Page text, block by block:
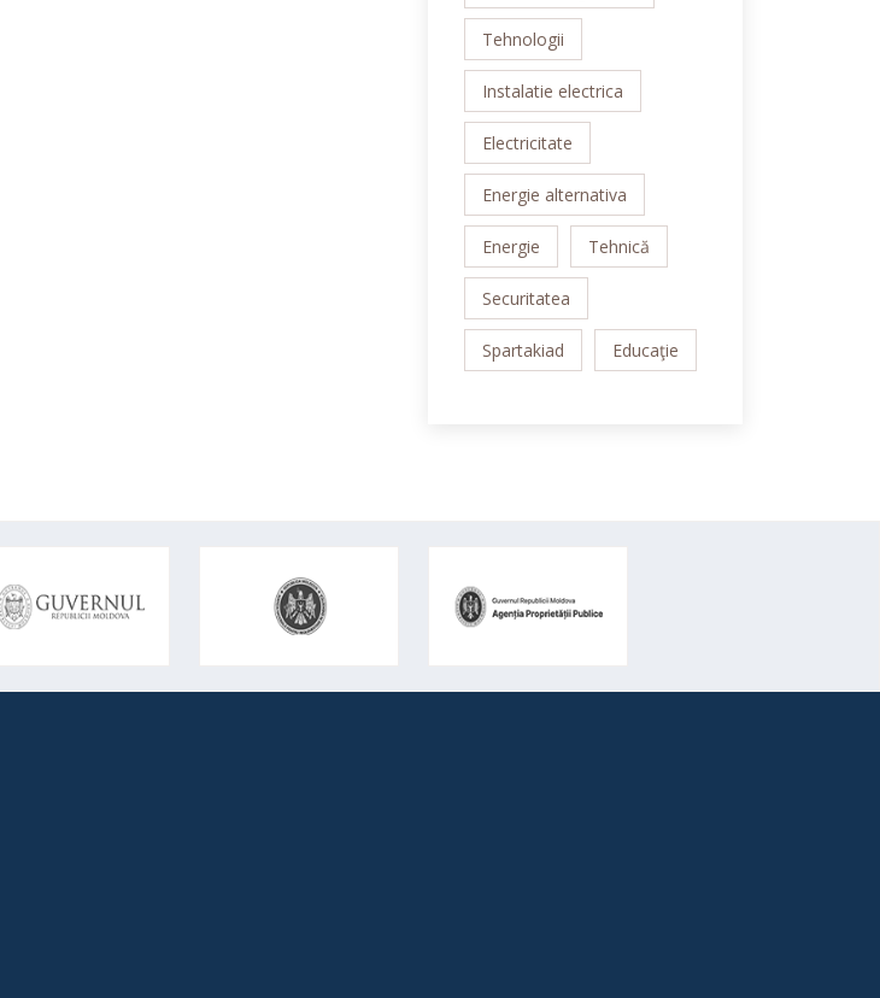
Tehnologii
Instalatie electrica
Electricitate
Energie alternativa
Energie Tehnică
Securitatea
Spartakiad Educaţie